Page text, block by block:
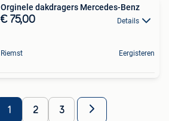
Orginele dakdragers Mercedes-Benz
€ 75,00 Details
Riemst Eergisteren
1 2 3